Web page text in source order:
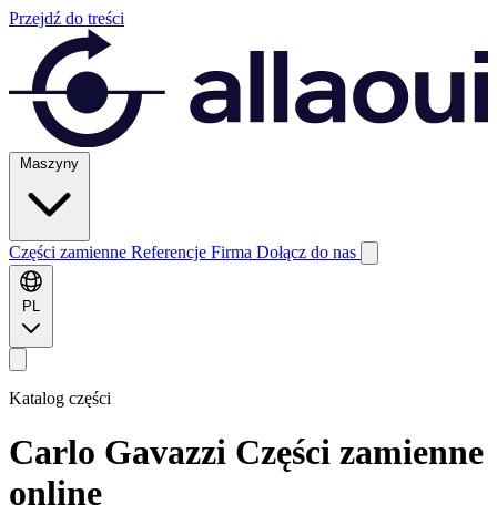
Przejdź do treści
Maszyny
Części zamienne Referencje Firma Dołącz do nas
PL
Katalog części
Carlo Gavazzi Części zamienne
online